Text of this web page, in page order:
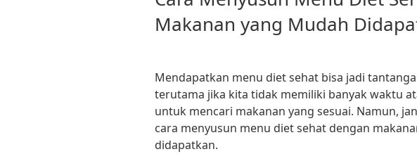
Makanan yang Mudah
Mendapatkan menu diet sehat bisa jadi
terutama jika kita tidak memiliki banyak waktu
untuk mencari makanan yang sesuai. Namun,
cara menyusun menu diet sehat dengan
didapatkan.